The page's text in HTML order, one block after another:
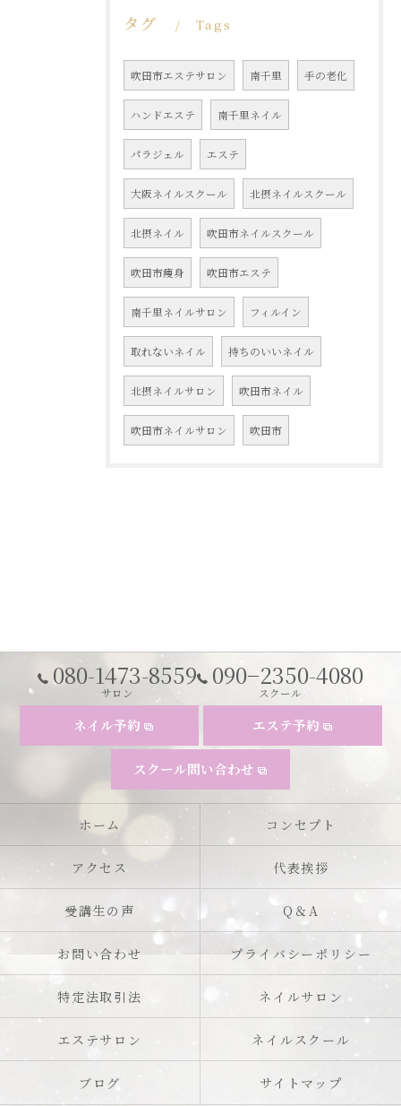
タグ Tags
吹田市エステサロン 南千里 手の老化
ハンドエステ 南千里ネイル
パラジェル エステ
大阪ネイルスクール 北摂ネイルスクール
北摂ネイル 吹田市ネイルスクール
吹田市痩身 吹田市エステ
南千里ネイルサロン フィルイン
取れないネイル 持ちのいいネイル
北摂ネイルサロン 吹田市ネイル
吹田市ネイルサロン 吹田市
080-1473-8559
サロン
090−2350-4080
スクール
ネイル予約
スクール問い合わせ
エステ予約
ホーム コンセプト
アクセス 代表挨拶
受講生の声 Q＆A
お問い合わせ プライバシーポリシー
特定法取引法 ネイルサロン
エステサロン ネイルスクール
ブログ サイトマップ